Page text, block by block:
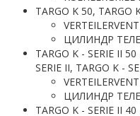
TARGO K 50, TARGO
ЦИЛИНДР
TARGO K - SERIE II
SERIE II, TARGO K -
ЦИЛИНДР
TARGO K - SERIE II